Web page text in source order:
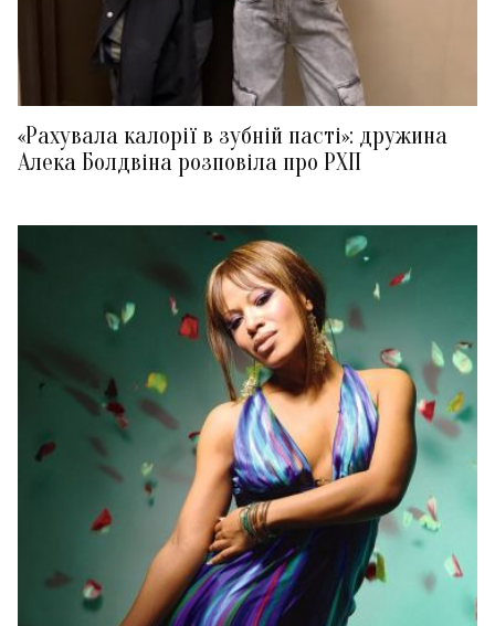
«Рахувала калорії в зубній пасті»: дружина
Алека Болдвіна розповіла про РХП